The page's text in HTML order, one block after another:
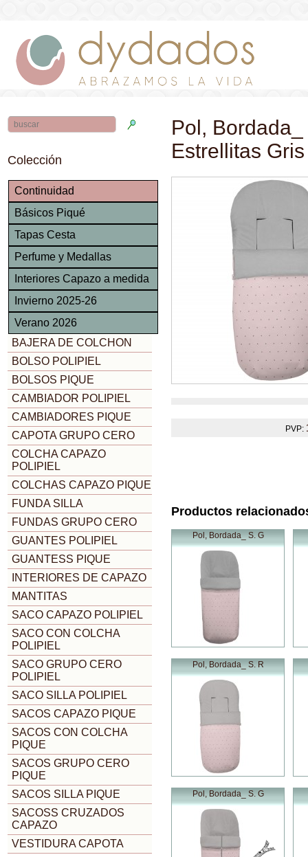
Colección
Continuidad
Básicos Piqué
Tapas Cesta
Perfume y Medallas
Interiores Capazo a medida
Invierno 2025-26
Verano 2026
BAJERA DE COLCHON
BOLSO POLIPIEL
BOLSOS PIQUE
CAMBIADOR POLIPIEL
CAMBIADORES PIQUE
CAPOTA GRUPO CERO
COLCHA CAPAZO
POLIPIEL
COLCHAS CAPAZO PIQUE
FUNDA SILLA
FUNDAS GRUPO CERO
GUANTES POLIPIEL
GUANTESS PIQUE
INTERIORES DE CAPAZO
MANTITAS
SACO CAPAZO POLIPIEL
SACO CON COLCHA
POLIPIEL
SACO GRUPO CERO
POLIPIEL
SACO SILLA POLIPIEL
SACOS CAPAZO PIQUE
SACOS CON COLCHA
PIQUE
SACOS GRUPO CERO
PIQUE
SACOS SILLA PIQUE
SACOSS CRUZADOS
CAPAZO
VESTIDURA CAPOTA
Pol,
Estrellitas
PVP:
Productos
Pol, Bordada_ S. G
Pol, Bordada_ S. R
Pol, Bordada_ S. G